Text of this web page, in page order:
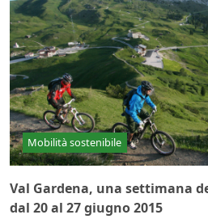
Mobilità sostenibile
Val Gardena, una settimana
dal 20 al 27 giugno 2015